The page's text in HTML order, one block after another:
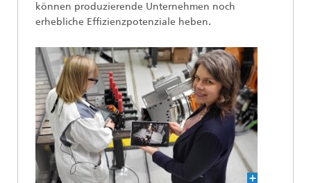
können produzierende Unternehmen noch
erhebliche Effizienzpotenziale heben.